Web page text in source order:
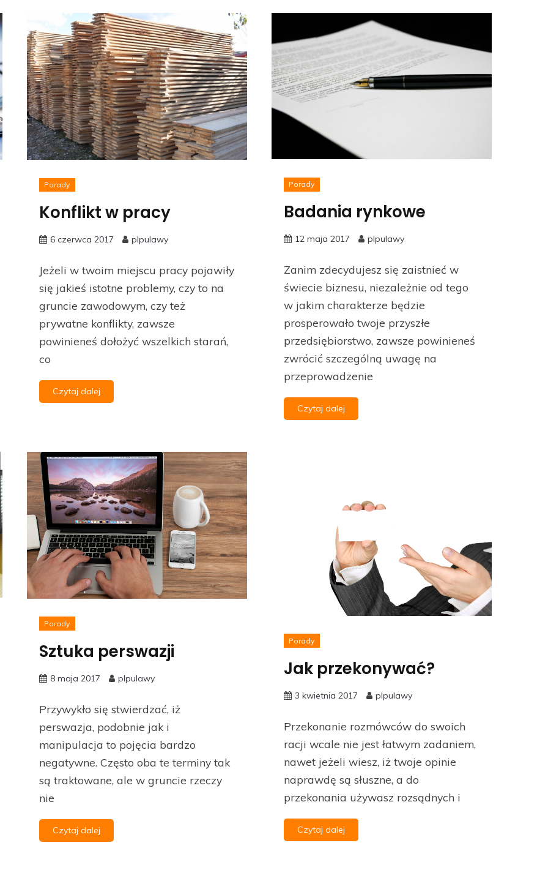
Porady
Konflikt w pracy
6 czerwca 2017 plpulawy
Jeżeli w twoim miejscu pracy pojawiły
się jakieś istotne problemy, czy to na
gruncie zawodowym, czy też
prywatne konflikty, zawsze
powinieneś dołożyć wszelkich starań,
co
Czytaj dalej
Porady
Badania rynkowe
12 maja 2017 plpulawy
Zanim zdecydujesz się zaistnieć w
świecie biznesu, niezależnie od tego
w jakim charakterze będzie
prosperowało twoje przyszłe
przedsiębiorstwo, zawsze powinieneś
zwrócić szczególną uwagę na
przeprowadzenie
Czytaj dalej
Porady
Sztuka perswazji
8 maja 2017 plpulawy
Przywykło się stwierdzać, iż
perswazja, podobnie jak i
manipulacja to pojęcia bardzo
negatywne. Często oba te terminy tak
są traktowane, ale w gruncie rzeczy
nie
Czytaj dalej
Porady
Jak przekonywać?
3 kwietnia 2017 plpulawy
Przekonanie rozmówców do swoich
racji wcale nie jest łatwym zadaniem,
nawet jeżeli wiesz, iż twoje opinie
naprawdę są słuszne, a do
przekonania używasz rozsądnych i
Czytaj dalej